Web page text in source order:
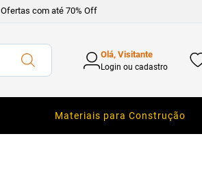
Ofertas com até 70% Off
Olá, Visitante
Login ou cadastro
Materiais para Construção